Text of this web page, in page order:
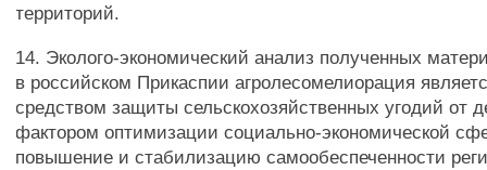
территорий.
14. Эколого-экономический анализ полученных
в российском Прикаспии агролесомелиорация
средством защиты сельскохозяйственных угодий от
фактором оптимизации социально-экономической
повышение и стабилизацию самообеспеченности